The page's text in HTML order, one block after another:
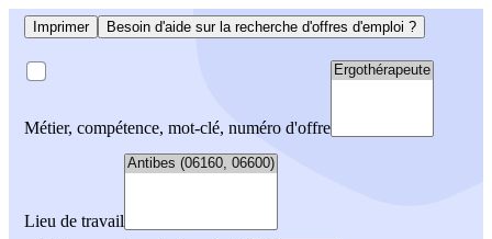
Imprimer Besoin d'aide sur la recherche d'offres d'emploi ?
Métier, compétence, mot-clé, numéro d'offre
Lieu de travail